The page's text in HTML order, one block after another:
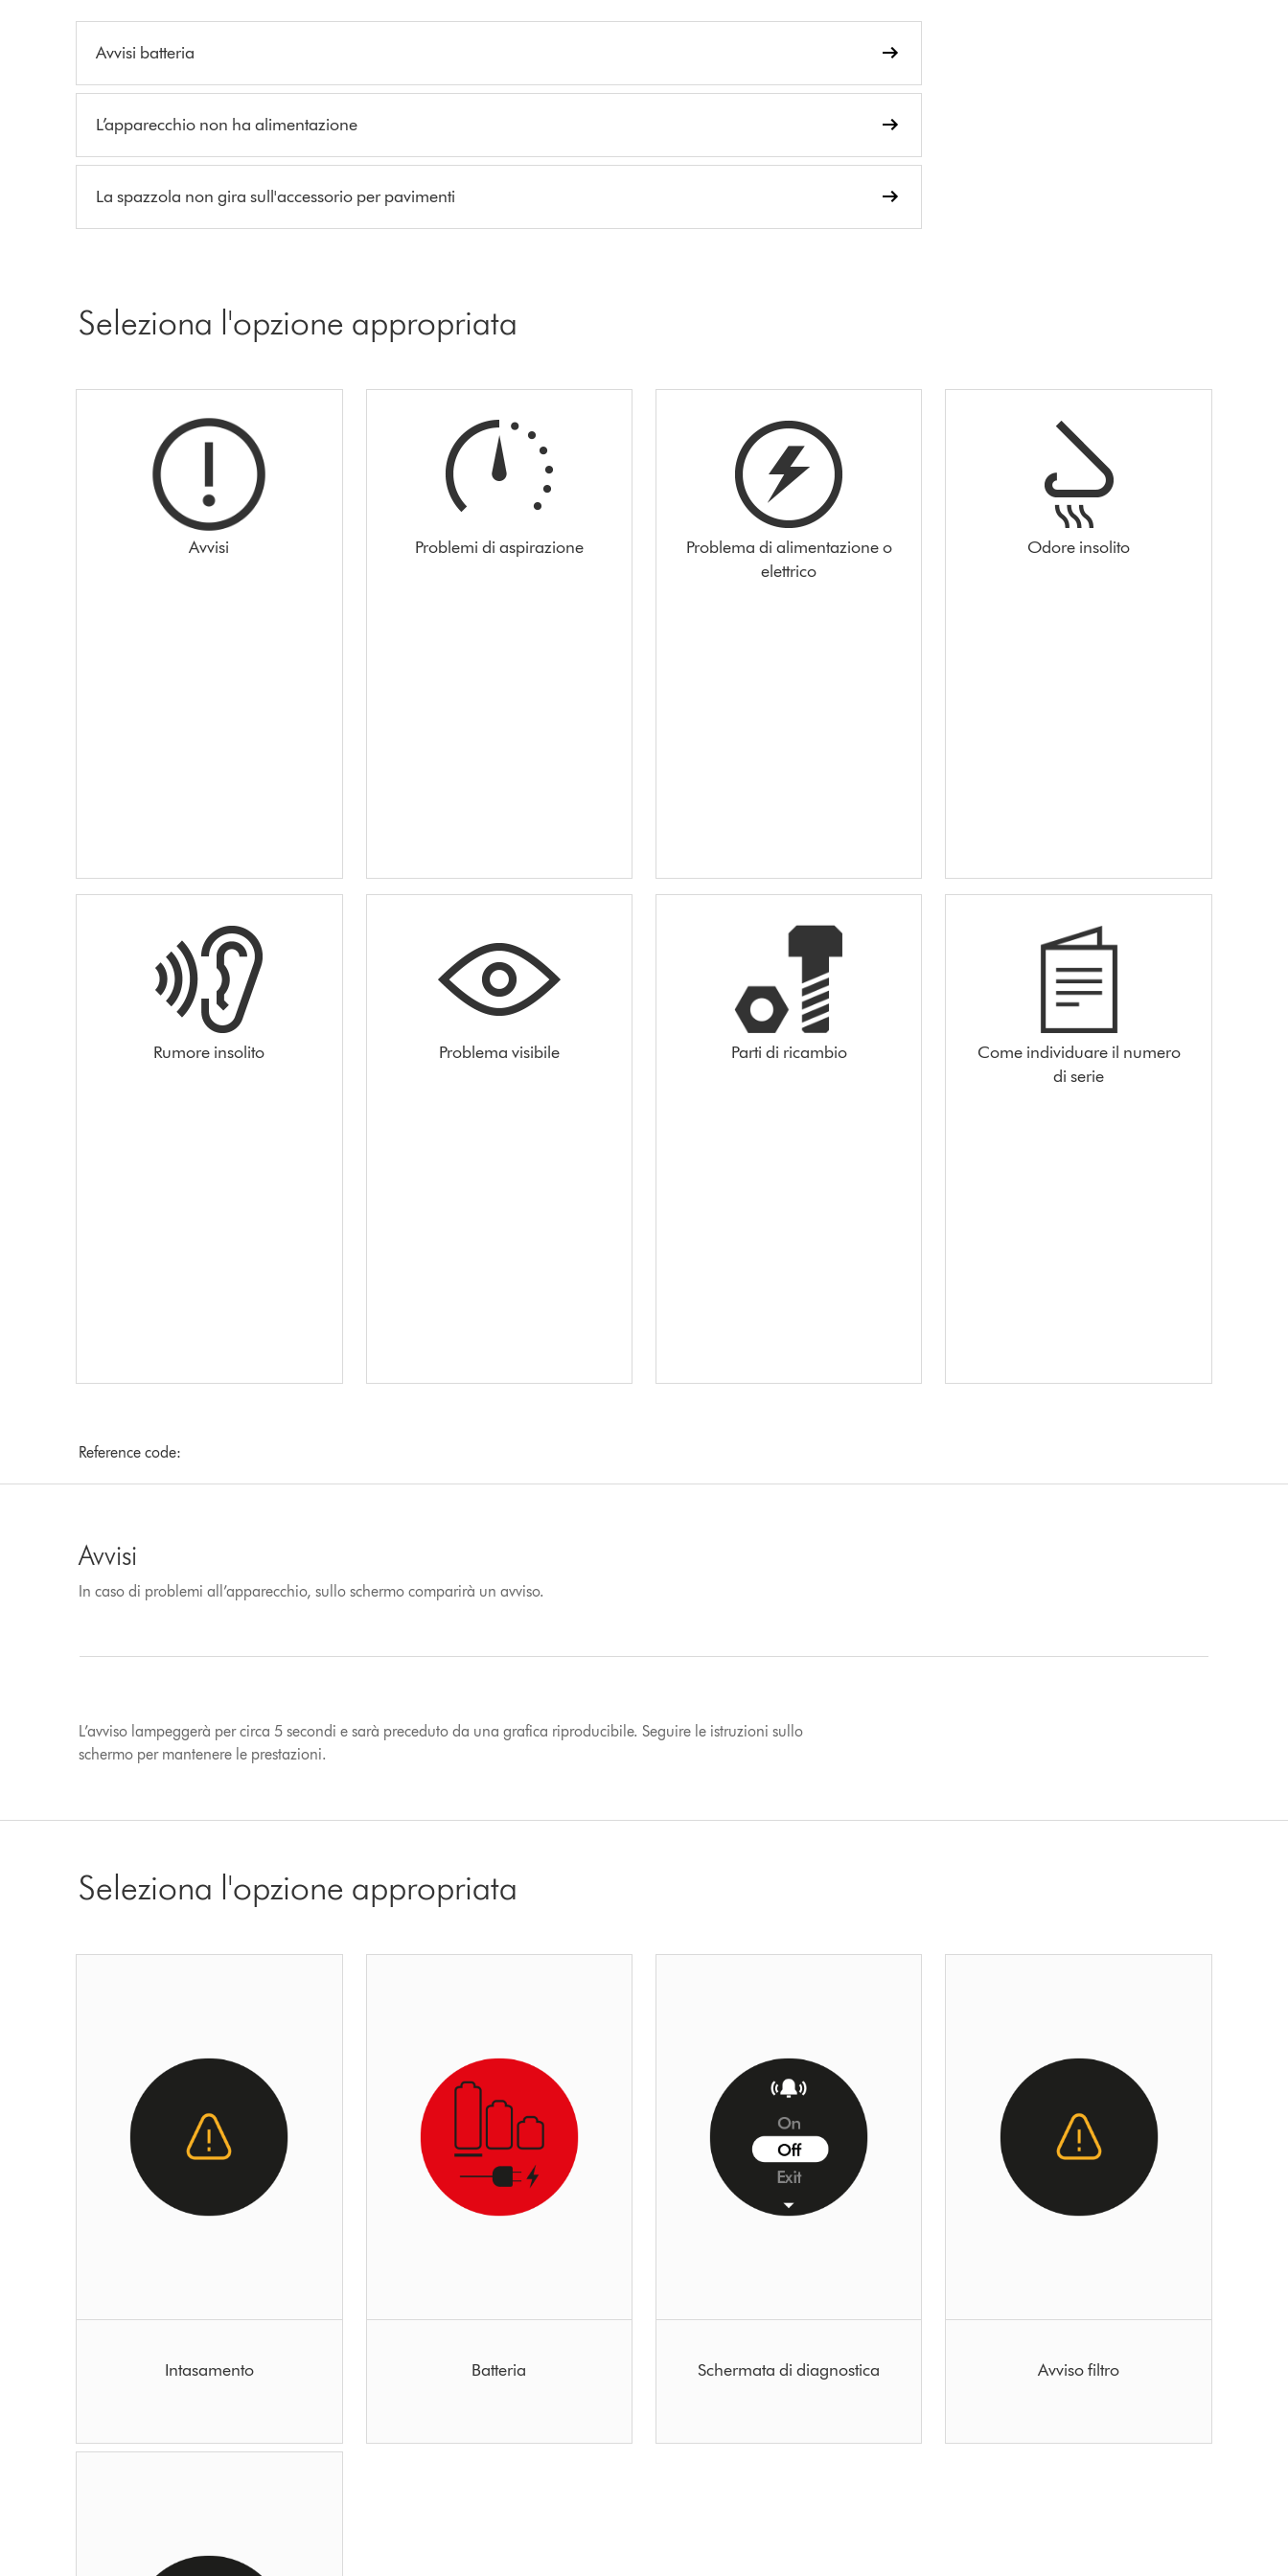
Avvisi batteria
L’apparecchio non ha alimentazione
La spazzola non gira sull'accessorio per pavimenti
Seleziona l'opzione appropriata
Avvisi Problemi di aspirazione
Problema di alimentazione o
elettrico
Odore insolito
Rumore insolito Problema visibile Parti di ricambio
Come individuare il numero
di serie
Reference code:
Avvisi
In caso di problemi all’apparecchio, sullo schermo comparirà un avviso.
L’avviso lampeggerà per circa 5 secondi e sarà preceduto da una grafica riproducibile. Seguire le istruzioni sullo
schermo per mantenere le prestazioni.
Seleziona l'opzione appropriata
Intasamento Batteria Schermata di diagnostica Avviso filtro